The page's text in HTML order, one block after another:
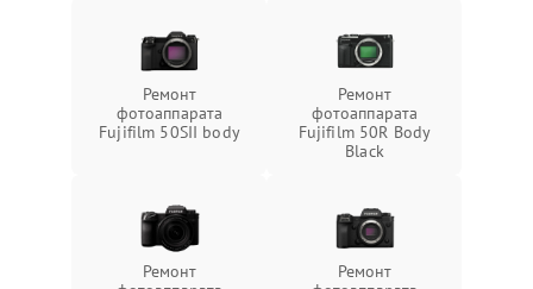
Ремонт
фотоаппарата
Fujifilm 50SII body
Ремонт
фотоаппарата
Fujifilm 50R Body
Black
Ремонт
Ремонт